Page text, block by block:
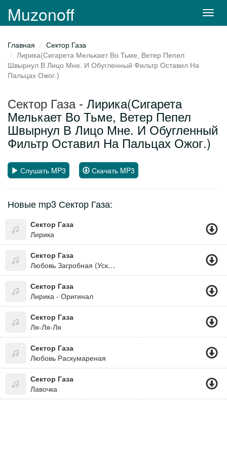
Muzonoff
Главная
Сектор Газа
Лирика(Сигарета Мелькает Во Тьме, Ветер Пепел
Швырнул В Лицо Мне. И Обугленный Фильтр Оставил На
Пальцах Ожог.)
Сектор Газа- Лирика(Сигарета
Мелькает Во Тьме, Ветер Пепел
Швырнул В Лицо Мне. И Обугленный
Фильтр Оставил На Пальцах Ожог.)
Слушать MP3 Скачать MP3
Новые mp3 Сектор Газа:
Сектор Газа
Лирика
Сектор Газа
Любовь Загробная (Ускоренная Версия)
Сектор Газа
Лирика - Оригинал
Сектор Газа
Ля-Ля-Ля
Сектор Газа
Любовь Раскумареная
Сектор Газа
Лавочка